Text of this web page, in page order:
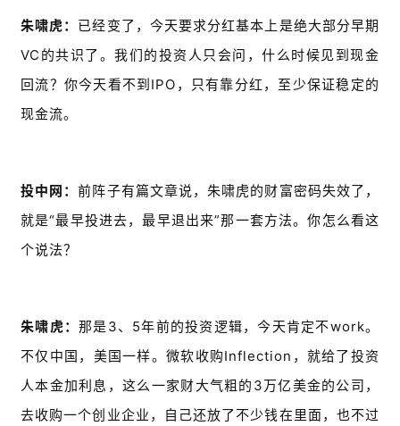
朱啸虎： 已经变了，今天要求分红基本上是绝大部分早期
VC的共识了。我们的投资人只会问，什么时候见到现金
回流？你今天看不到IPO，只有靠分红，至少保证稳定的
现金流。
投中网：前阵子有篇文章说，朱啸虎的财富密码失效了，
就是“最早投进去，最早退出来”那一套方法。你怎么看这
个说法？
朱啸虎：那是3、5年前的投资逻辑，今天肯定不work。
不仅中国，美国一样。微软收购Inflection，就给了投资
人本金加利息，这么一家财大气粗的3万亿美金的公司，
去收购一个创业企业，自己还放了不少钱在里面，也不过